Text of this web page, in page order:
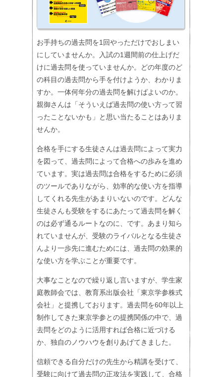
お手持ちの過去問を1回やっただけでおしまい
にしていませんか。入試の1週間前の仕上げだ
けに過去問を使っていませんか。どの年度のど
の科目の過去問から手を付けようか、わかりま
すか。一体何年分の過去問を解けばよいのか。
親御さんは「そういえば過去問の使い方って習
ったことないかも」と思い当たることはありま
せんか。
合格を手にする生徒さんは過去問によって実力
を図って、過去問によって合格への歩みを進め
ています。実は過去問は合格をするために必須
のツールでありながら、効率的な使い方を指導
してくれる先生があまりいないのです。どんな
生徒さんも受験をするにあたって過去問を解く
のは必ず通るルートなのに、です。あまり知ら
れていませんが、受験のライバルとなる生徒さ
んより一歩先に進むためには、過去問の効果的
な使い方を学ぶことが重要です。
大事なことなので繰り返し言いますが、学生家
庭教師会では、教育系出版会社「東京学参株式
会社」と提携しております。過去問を60年以上
制作してきた東京学参との提携関係の中で、過
去問をどのように活用すれば合格に近づける
か、独自のノウハウを創りあげてきました。
信頼できる自分だけの先生から精講を受けて、
受験に向けて過去問の正攻法を実践して、合格